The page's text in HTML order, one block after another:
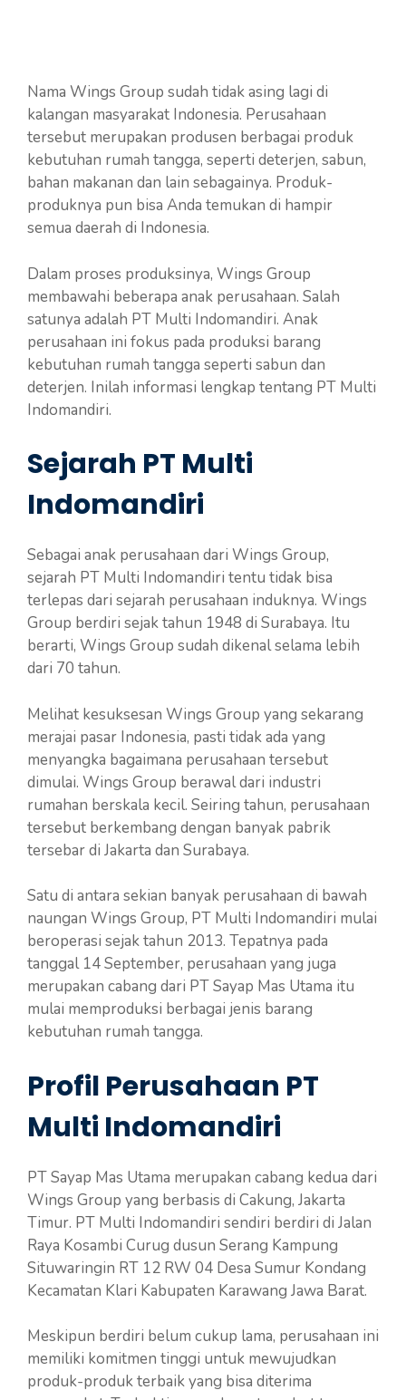
Nama Wings Group sudah tidak asing lagi di
kalangan masyarakat Indonesia. Perusahaan
tersebut merupakan produsen berbagai produk
kebutuhan rumah tangga, seperti deterjen, sabun,
bahan makanan dan lain sebagainya. Produk-
produknya pun bisa Anda temukan di hampir
semua daerah di Indonesia.
Dalam proses produksinya, Wings Group
membawahi beberapa anak perusahaan. Salah
satunya adalah PT Multi Indomandiri. Anak
perusahaan ini fokus pada produksi barang
kebutuhan rumah tangga seperti sabun dan
deterjen. Inilah informasi lengkap tentang PT Multi
Indomandiri.
Sejarah PT Multi
Indomandiri
Sebagai anak perusahaan dari Wings Group,
sejarah PT Multi Indomandiri tentu tidak bisa
terlepas dari sejarah perusahaan induknya. Wings
Group berdiri sejak tahun 1948 di Surabaya. Itu
berarti, Wings Group sudah dikenal selama lebih
dari 70 tahun.
Melihat kesuksesan Wings Group yang sekarang
merajai pasar Indonesia, pasti tidak ada yang
menyangka bagaimana perusahaan tersebut
dimulai. Wings Group berawal dari industri
rumahan berskala kecil. Seiring tahun, perusahaan
tersebut berkembang dengan banyak pabrik
tersebar di Jakarta dan Surabaya.
Satu di antara sekian banyak perusahaan di bawah
naungan Wings Group, PT Multi Indomandiri mulai
beroperasi sejak tahun 2013. Tepatnya pada
tanggal 14 September, perusahaan yang juga
merupakan cabang dari PT Sayap Mas Utama itu
mulai memproduksi berbagai jenis barang
kebutuhan rumah tangga.
Profil Perusahaan PT
Multi Indomandiri
PT Sayap Mas Utama merupakan cabang kedua dari
Wings Group yang berbasis di Cakung, Jakarta
Timur. PT Multi Indomandiri sendiri berdiri di Jalan
Raya Kosambi Curug dusun Serang Kampung
Situwaringin RT 12 RW 04 Desa Sumur Kondang
Kecamatan Klari Kabupaten Karawang Jawa Barat.
Meskipun berdiri belum cukup lama, perusahaan ini
memiliki komitmen tinggi untuk mewujudkan
produk-produk terbaik yang bisa diterima